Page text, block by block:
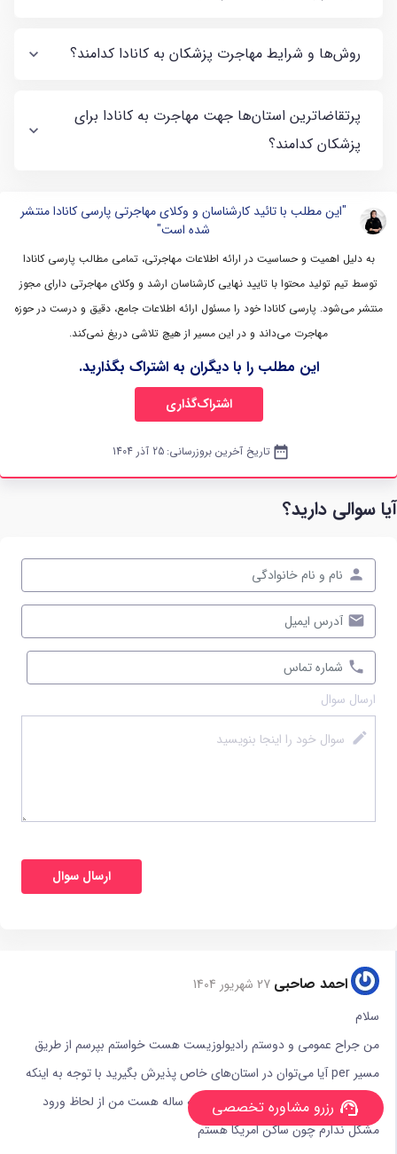
روش‌ها و شرایط مهاجرت پزشکان به کانادا کدامند؟
پرتقاضاترین استان‌ها جهت مهاجرت به کانادا برای
پزشکان کدامند؟
"این مطلب با تائید کارشناسان و وکلای مهاجرتی پارسی کانادا منتشر
شده است"
به دلیل اهمیت و حساسیت در ارائه اطلاعات مهاجرتی، تمامی مطالب پارسی کانادا
توسط تیم تولید محتوا با تایید نهایی کارشناسان ارشد و وکلای مهاجرتی دارای مجوز
منتشر می‌شود. پارسی کانادا خود را مسئول ارائه اطلاعات جامع، دقیق و درست در حوزه
مهاجرت می‌داند و در این مسیر از هیچ تلاشی دریغ نمی‌کند.
این مطلب را با دیگران به اشتراک بگذارید.
اشتراک‌گذاری
date_range تاریخ آخرین بروزرسانی: 25 آذر 1404
آیا سوالی دارید؟
ارسال سوال
احمد صاحبی 27 شهریور 1404
سلام
من جراح عمومی و دوستم رادیولوزیست هست خواستم بپرسم از طریق
مسیر per آیا می‌توان در استان‌های خاص پذیرش بگیرید با توجه به اینکه
رشته جراحی چهار سال و رادیو لوژی سه ساله هست من از لحاظ ورود
مشکل ندارم چون ساکن امریکا هستم
support_agent رزرو مشاوره تخصصی